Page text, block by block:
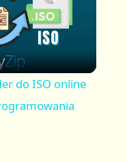
do ISO online